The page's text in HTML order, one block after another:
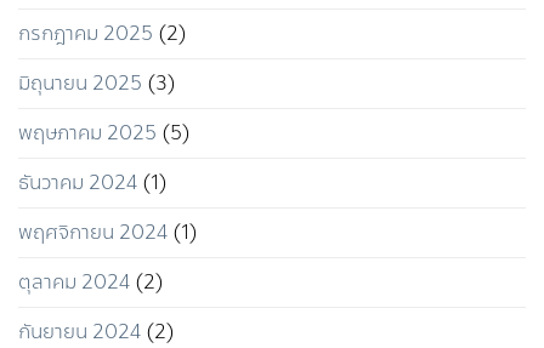
กรกฎาคม 2025 (2)
มิถุนายน 2025 (3)
พฤษภาคม 2025 (5)
ธันวาคม 2024 (1)
พฤศจิกายน 2024 (1)
ตุลาคม 2024 (2)
กันยายน 2024 (2)